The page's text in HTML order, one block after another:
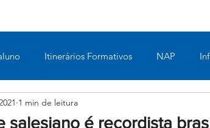
Itinerários Formativos NAP
Esportes
salesiano é recordista
1 min de leitura